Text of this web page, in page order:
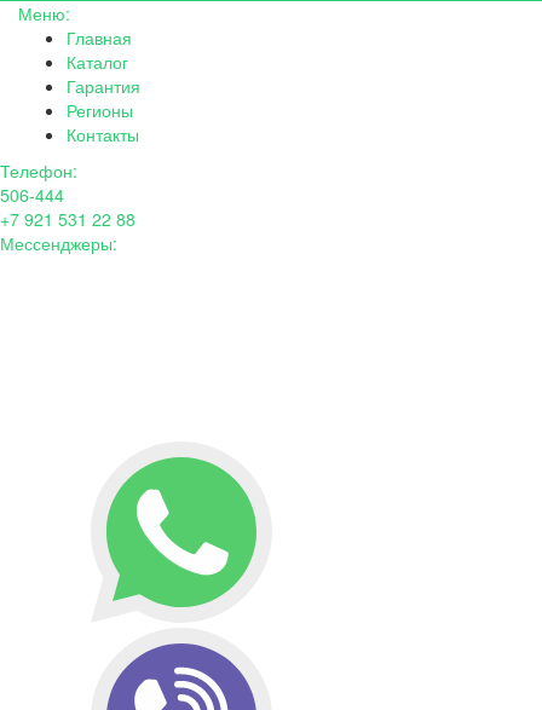
Меню:
Главная
Каталог
Гарантия
Регионы
Контакты
Телефон:
506-444
+7 921 531 22 88
Мессенджеры: